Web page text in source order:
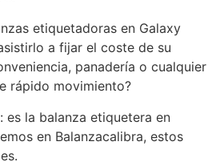
etiquetadoras en Galaxy
a fijar el coste de su
panadería o cualquier
rápido movimiento?
es la balanza etiquetera en
en Balanzacalibra, estos